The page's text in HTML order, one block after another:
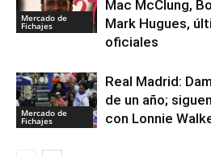
Mercado de
Fichajes
Mac McClung,
Mark Hugues,
oficiales
Mercado de
Fichajes
Real Madrid:
de un año;
con Lonnie